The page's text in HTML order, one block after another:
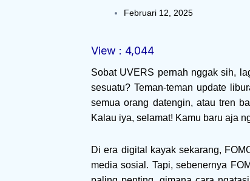
Februari 12, 2025
View : 4,044
Sobat UVERS pernah nggak sih,
sesuatu? Teman-teman update
semua orang datengin, atau tren
Kalau iya, selamat! Kamu baru aja
Di era digital kayak sekarang,
media sosial. Tapi, sebenernya